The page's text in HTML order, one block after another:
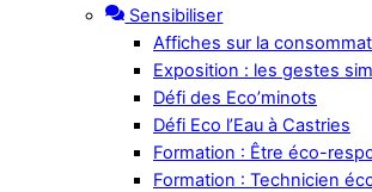
Sensibiliser
Affiches sur la
Exposition : les gestes
Défi des Eco’minots
Défi Eco l’Eau à Castries
Formation : Être éco-
Formation : Technicien